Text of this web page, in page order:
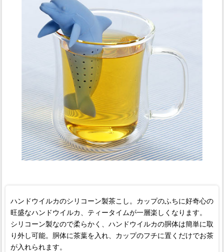
ハンドウイルカのシリコーン製茶こし。カップのふちに好奇心の
旺盛なハンドウイルカ、ティータイムが一層楽しくなります。
シリコーン製なので柔らかく、ハンドウイルカの胴体は簡単に取
り外し可能。胴体に茶葉を入れ、カップのフチに置くだけでお茶
が入れられます。